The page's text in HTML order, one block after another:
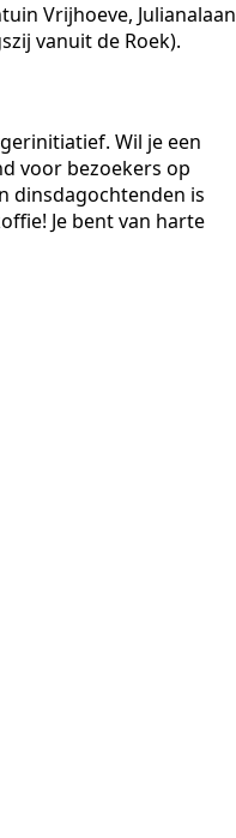
Vrijhoeve, Julianalaan
vanuit de Roek).
Wil je een
voor bezoekers op
dinsdagochtenden is
Je bent van harte